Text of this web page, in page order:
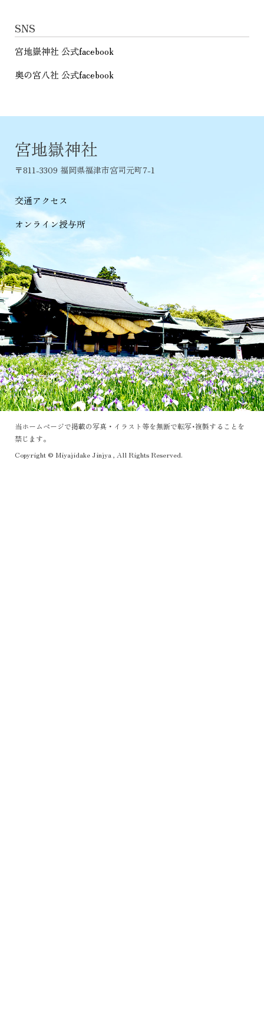
SNS
宮地嶽神社 公式facebook
奥の宮八社 公式facebook
宮地嶽神社
〒811-3309 福岡県福津市宮司元町7-1
交通アクセス
オンライン授与所
当ホームページで掲載の写真・イラスト等を無断で転写･複製することを
禁じます。
Copyright © Miyajidake Jinjya , All Rights Reserved.